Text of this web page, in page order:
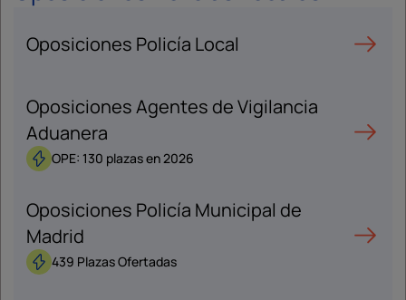
Oposiciones Policía Local
Oposiciones Agentes de Vigilancia
Aduanera
OPE: 130 plazas en 2026
Oposiciones Policía Municipal de
Madrid
439 Plazas Ofertadas